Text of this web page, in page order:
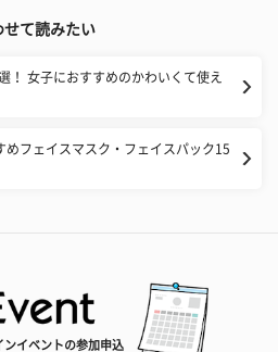
せて読みたい
！ 女子におすすめのかわいくて使え
めフェイスマスク・フェイスパック15
ンイベントの参加申込